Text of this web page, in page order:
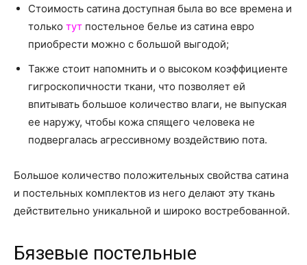
Стоимость сатина доступная была во все времена и
только тут постельное белье из сатина евро
приобрести можно с большой выгодой;
Также стоит напомнить и о высоком коэффициенте
гигроскопичности ткани, что позволяет ей
впитывать большое количество влаги, не выпуская
ее наружу, чтобы кожа спящего человека не
подвергалась агрессивному воздействию пота.
Большое количество положительных свойства сатина
и постельных комплектов из него делают эту ткань
действительно уникальной и широко востребованной.
Бязевые постельные